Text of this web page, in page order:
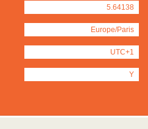
5.64138
Europe/Paris
UTC+1
Y